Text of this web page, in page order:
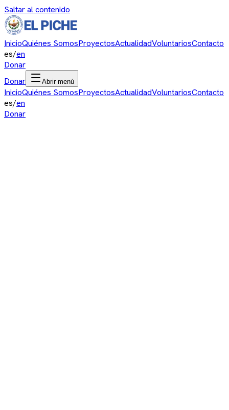
Saltar al contenido
InicioQuiénes SomosProyectosActualidadVoluntariosContacto
es/en
Donar
Donar
Abrir menú
InicioQuiénes SomosProyectosActualidadVoluntariosContacto
es/en
Donar